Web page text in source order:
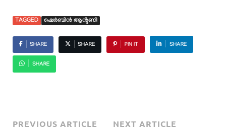
TAGGED ഷെർബിൻ ആൻ്റണി
SHARE SHARE PIN IT SHARE
SHARE
PREVIOUS ARTICLE NEXT ARTICLE